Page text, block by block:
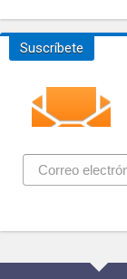
Suscríbete